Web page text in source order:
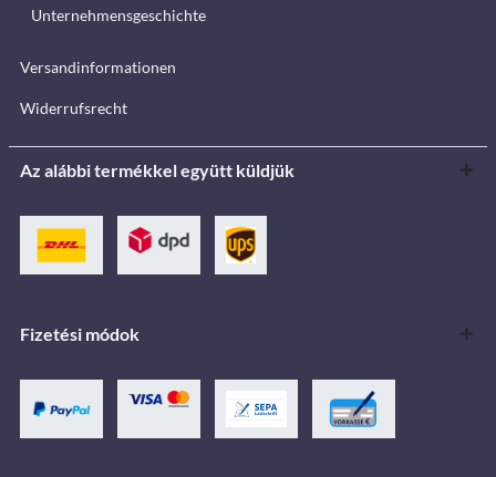
Unternehmensgeschichte
Versandinformationen
Widerrufsrecht
Az alábbi termékkel együtt küldjük
Fizetési módok